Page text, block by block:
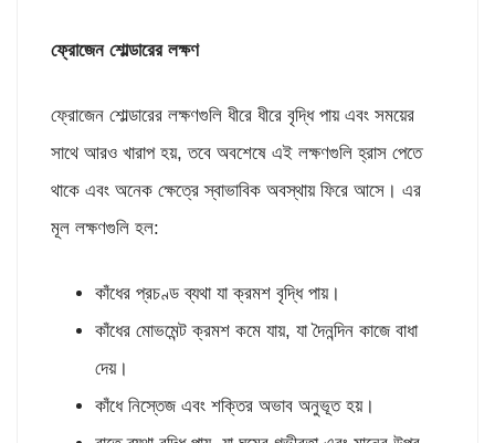
ফ্রোজেন শোল্ডারের লক্ষণ
ফ্রোজেন শোল্ডারের লক্ষণগুলি ধীরে ধীরে বৃদ্ধি পায় এবং সময়ের
সাথে আরও খারাপ হয়, তবে অবশেষে এই লক্ষণগুলি হ্রাস পেতে
থাকে এবং অনেক ক্ষেত্রে স্বাভাবিক অবস্থায় ফিরে আসে। এর
মূল লক্ষণগুলি হল:
কাঁধের প্রচণ্ড ব্যথা যা ক্রমশ বৃদ্ধি পায়।
কাঁধের মোভমেন্ট ক্রমশ কমে যায়, যা দৈনন্দিন কাজে বাধা
দেয়।
কাঁধে নিস্তেজ এবং শক্তির অভাব অনুভূত হয়।